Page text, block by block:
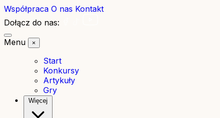
Współpraca O nas Kontakt
Dołącz do nas:
Menu
×
Start
Konkursy
Artykuły
Gry
Więcej